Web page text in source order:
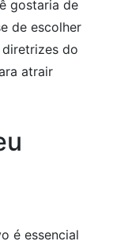
gostaria de
de escolher
do
atrair
é essencial